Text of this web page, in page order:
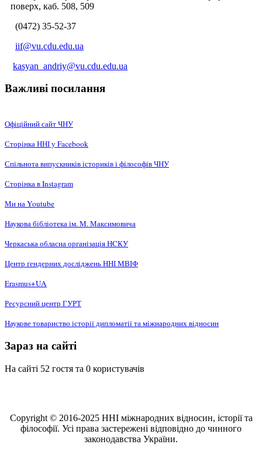
поверх, каб. 508, 509
(0472) 35-52-37
iif@vu.cdu.edu.ua
kasyan_andriy@vu.cdu.edu.ua
Важливі посилання
Офіційний сайт ЧНУ
Сторінка ННІ у Facebook
Спільнота випускників істориків і філософів ЧНУ
Сторінка в Instagram
Ми на Youtube
Наукова бібліотека ім. М. Максимовича
Черкаська обласна організація НCКУ
Центр ґендерних досліджень ННІ МВІФ
Erasmus+UA
Ресурсний центр ГУРТ
Наукове товариство історії дипломатії та міжнародних відносин
Зараз на сайті
На сайті 52 гостя та 0 користувачів
Copyright © 2016-2025 ННІ міжнародних відносин, історії та
філософії. Усі права застережені відповідно до чинного
законодавства України.